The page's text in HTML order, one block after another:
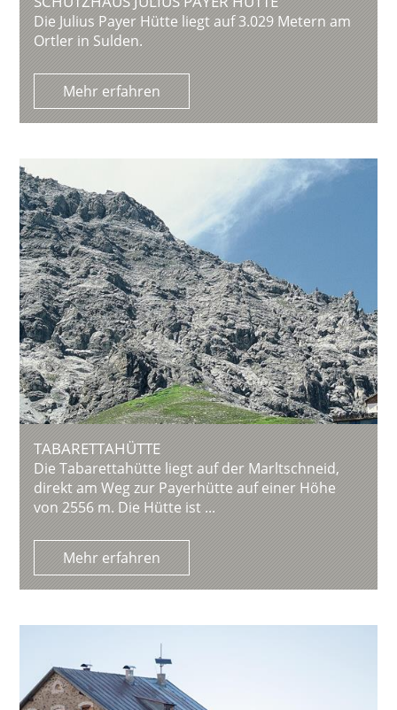
Die Julius Payer Hütte liegt auf 3.029 Metern am
Ortler in Sulden.
Mehr erfahren
TABARETTAHÜTTE
Die Tabarettahütte liegt auf der Marltschneid,
direkt am Weg zur Payerhütte auf einer Höhe
von 2556 m. Die Hütte ist ...
Mehr erfahren